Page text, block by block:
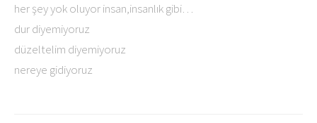
her şey yok oluyor insan,insanlık gibi…
dur diyemiyoruz
düzeltelim diyemiyoruz
nereye gidiyoruz